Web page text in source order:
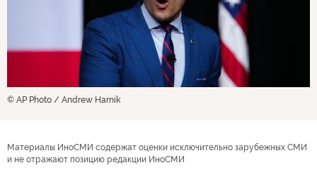
© AP Photo / Andrew Harnik
Материалы ИноСМИ содержат оценки исключительно зарубежных СМИ
и не отражают позицию редакции ИноСМИ